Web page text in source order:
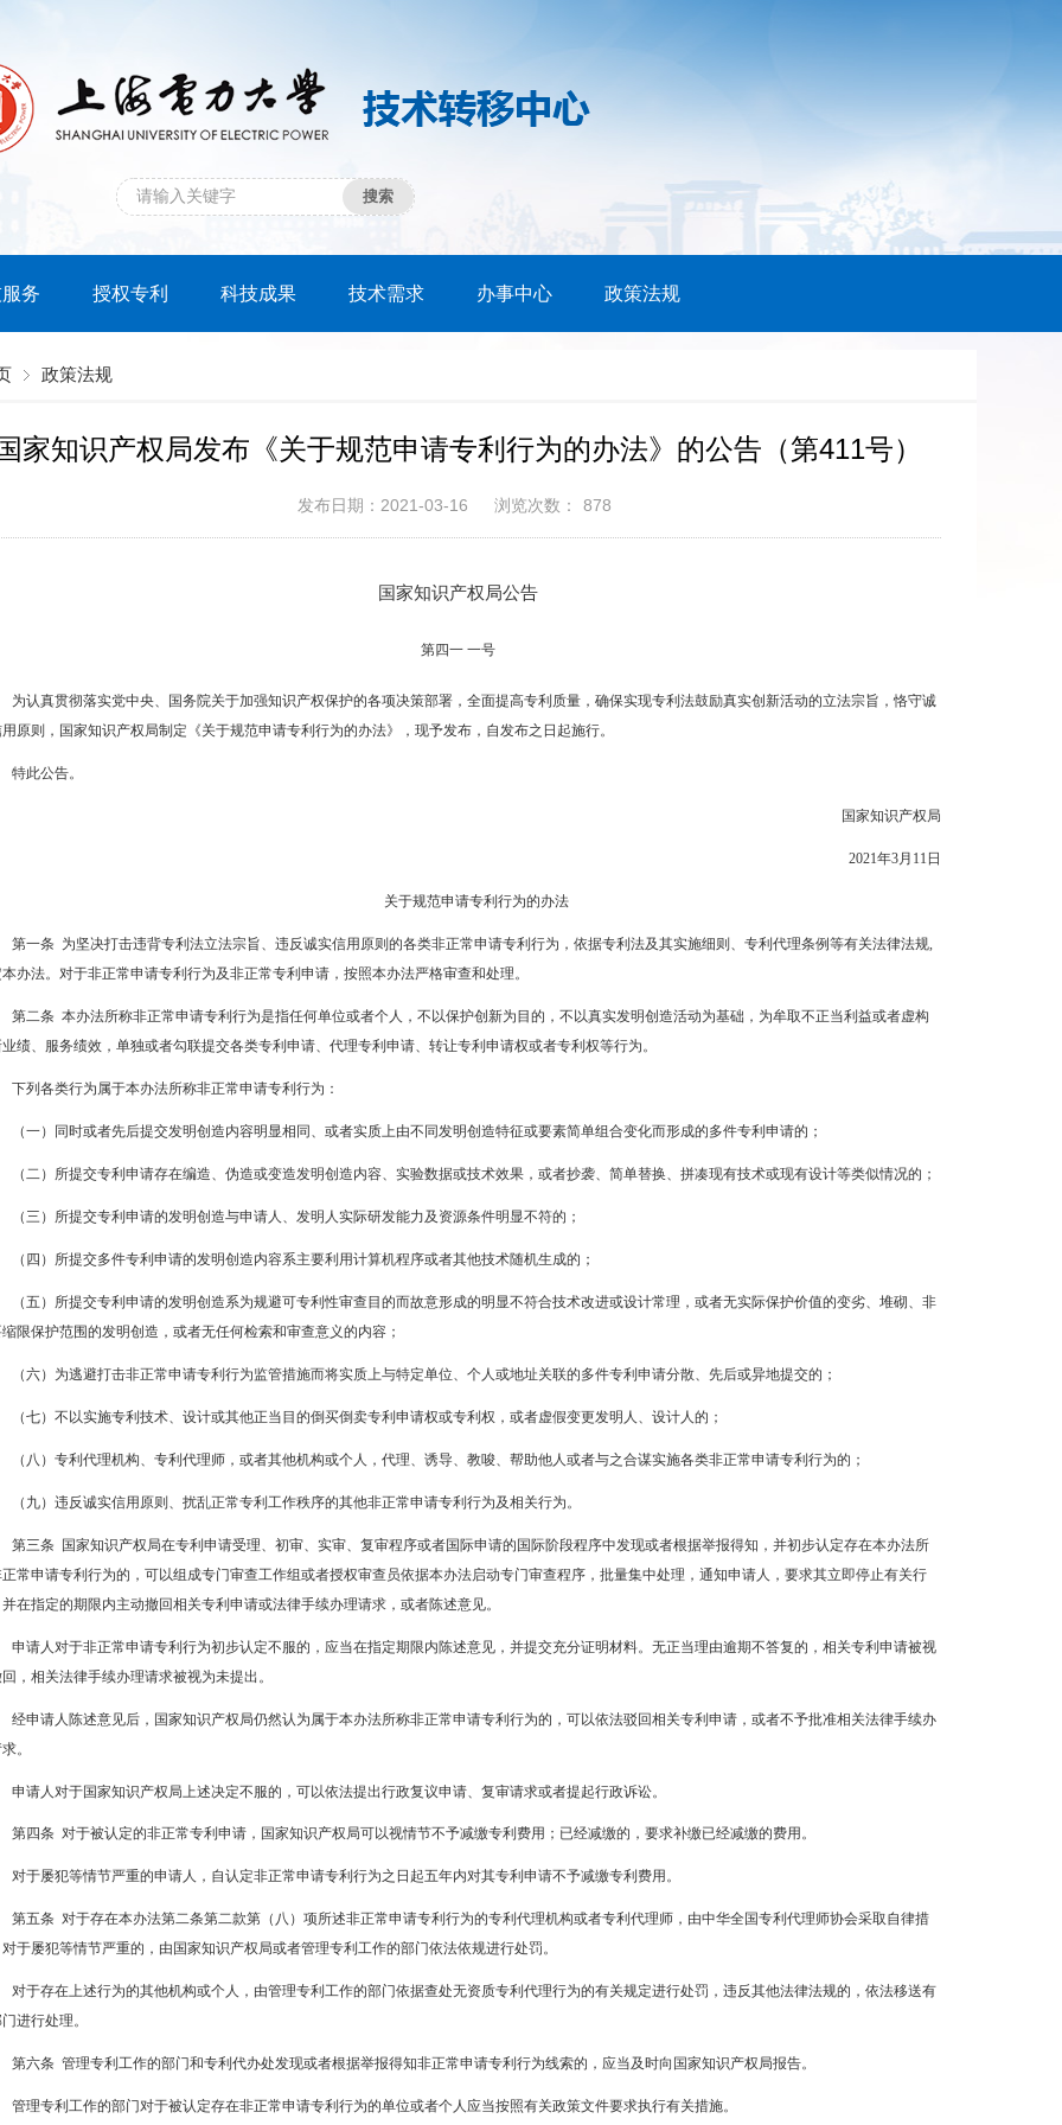
务 授权专利 科技成果 技术需求 办事中心 政策法规
政策法规
家知识产权局发布《关于规范申请专利行为的办法》的公告（第411号）
发布日期：2021-03-16 浏览次数： 878
国家知识产权局公告
第四一 一号
为认真贯彻落实党中央、国务院关于加强知识产权保护的各项决策部署，全面提高专利质量，确保实现专利法鼓励真实创新活动的立法宗旨，恪守诚
原则，国家知识产权局制定《关于规范申请专利行为的办法》，现予发布，自发布之日起施行。
特此公告。
国家知识产权局
2021年3月 11 日
关于规范申请专利行为的办法
第一条 为坚决打击违背专利法立法宗旨、违反诚实信用原则的各类非正常申请专利行为，依据专利法及其实施细则、专利代理条例等有关法律法规,
办法。对于非正常申请专利行为及非正常专利申请，按照本办法严格审查和处理。
第二条 本办法所称非正常申请专利行为是指任何单位或者个人，不以保护创新为目的，不以真实发明创造活动为基础，为牟取不正当利益或者虚构
绩、服务绩效，单独或者勾联提交各类专利申请、代理专利申请、转让专利申请权或者专利权等行为。
下列各类行为属于本办法所称非正常申请专利行为：
（一）同时或者先后提交发明创造内容明显相同、或者实质上由不同发明创造特征或要素简单组合变化而形成的多件专利申请的；
（二）所提交专利申请存在编造、伪造或变造发明创造内容、实验数据或技术效果，或者抄袭、简单替换、拼凑现有技术或现有设计等类似情况的；
（三）所提交专利申请的发明创造与申请人、发明人实际研发能力及资源条件明显不符的；
（四）所提交多件专利申请的发明创造内容系主要利用计算机程序或者其他技术随机生成的；
（五）所提交专利申请的发明创造系为规避可专利性审查目的而故意形成的明显不符合技术改进或设计常理，或者无实际保护价值的变劣、堆砌、非
限保护范围的发明创造，或者无任何检索和审查意义的内容；
（六）为逃避打击非正常申请专利行为监管措施而将实质上与特定单位、个人或地址关联的多件专利申请分散、先后或异地提交的；
（七）不以实施专利技术、设计或其他正当目的倒买倒卖专利申请权或专利权，或者虚假变更发明人、设计人的；
（八）专利代理机构、专利代理师，或者其他机构或个人，代理、诱导、教唆、帮助他人或者与之合谋实施各类非正常申请专利行为的；
（九）违反诚实信用原则、扰乱正常专利工作秩序的其他非正常申请专利行为及相关行为。
第三条 国家知识产权局在专利申请受理、初审、实审、复审程序或者国际申请的国际阶段程序中发现或者根据举报得知，并初步认定存在本办法所
常申请专利行为的，可以组成专门审查工作组或者授权审查员依据本办法启动专门审查程序，批量集中处理，通知申请人，要求其立即停止有关行
在指定的期限内主动撤回相关专利申请或法律手续办理请求，或者陈述意见。
申请人对于非正常申请专利行为初步认定不服的，应当在指定期限内陈述意见，并提交充分证明材料。无正当理由逾期不答复的，相关专利申请被视
，相关法律手续办理请求被视为未提出。
经申请人陈述意见后，国家知识产权局仍然认为属于本办法所称非正常申请专利行为的，可以依法驳回相关专利申请，或者不予批准相关法律手续办
。
申请人对于国家知识产权局上述决定不服的，可以依法提出行政复议申请、复审请求或者提起行政诉讼。
第四条 对于被认定的非正常专利申请，国家知识产权局可以视情节不予减缴专利费用；已经减缴的，要求补缴已经减缴的费用。
对于屡犯等情节严重的申请人，自认定非正常申请专利行为之日起五年内对其专利申请不予减缴专利费用。
第五条 对于存在本办法第二条第二款第（八）项所述非正常申请专利行为的专利代理机构或者专利代理师，由中华全国专利代理师协会采取自律措
于屡犯等情节严重的，由国家知识产权局或者管理专利工作的部门依法依规进行处罚。
对于存在上述行为的其他机构或个人，由管理专利工作的部门依据查处无资质专利代理行为的有关规定进行处罚，违反其他法律法规的，依法移送有
进行处理。
第六条 管理专利工作的部门和专利代办处发现或者根据举报得知非正常申请专利行为线索的，应当及时向国家知识产权局报告。
管理专利工作的部门对于被认定存在非正常申请专利行为的单位或者个人应当按照有关政策文件要求执行有关措施。